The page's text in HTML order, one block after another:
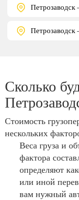
Сколько
Стоимость
нескольких
Веса груза и
фактора
определяют
или иной
вам нужный